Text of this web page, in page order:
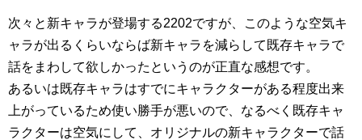
次々と新キャラが登場する2202ですが、このような空気キ
ャラが出るくらいならば新キャラを減らして既存キャラで
話をまわして欲しかったというのが正直な感想です。
あるいは既存キャラはすでにキャラクターがある程度出来
上がっているため使い勝手が悪いので、なるべく既存キャ
ラクターは空気にして、オリジナルの新キャラクターで話